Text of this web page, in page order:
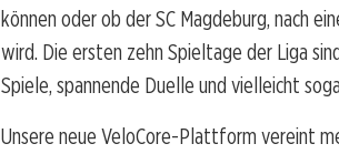
können oder ob der SC Magdeburg, nach
wird. Die ersten zehn Spieltage der Liga
Spiele, spannende Duelle und vielleicht
Unsere neue VeloCore-Plattform vereint